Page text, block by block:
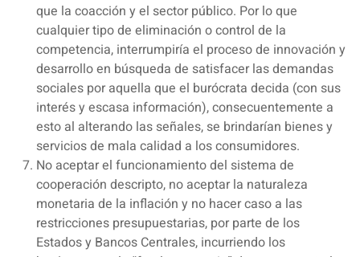
que la coacción y el sector público. Por lo que
cualquier tipo de eliminación o control de la
competencia, interrumpiría el proceso de innovación y
desarrollo en búsqueda de satisfacer las demandas
sociales por aquella que el burócrata decida (con sus
interés y escasa información), consecuentemente a
esto al alterando las señales, se brindarían bienes y
servicios de mala calidad a los consumidores.
No aceptar el funcionamiento del sistema de
cooperación descripto, no aceptar la naturaleza
monetaria de la inflación y no hacer caso a las
restricciones presupuestarias, por parte de los
Estados y Bancos Centrales, incurriendo los